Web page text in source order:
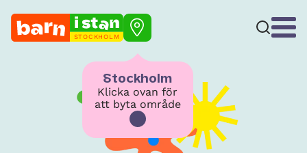
STOCKHOLM
Stockholm
Klicka ovan för
att byta område